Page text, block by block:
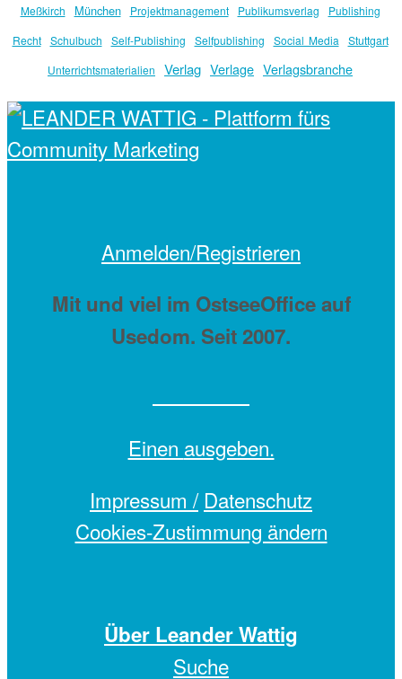
Meßkirch München Projektmanagement Publikumsverlag
Publishing
Recht
Schulbuch Self-Publishing Selfpublishing Social Media
Stuttgart
Unterrichtsmaterialien
Verlag Verlage Verlagsbranche
Anmelden/Registrieren
Mit und viel im OstseeOffice auf
Usedom. Seit 2007.
Einen ausgeben.
Impressum / Datenschutz
Cookies-Zustimmung ändern
Über Leander Wattig
Suche